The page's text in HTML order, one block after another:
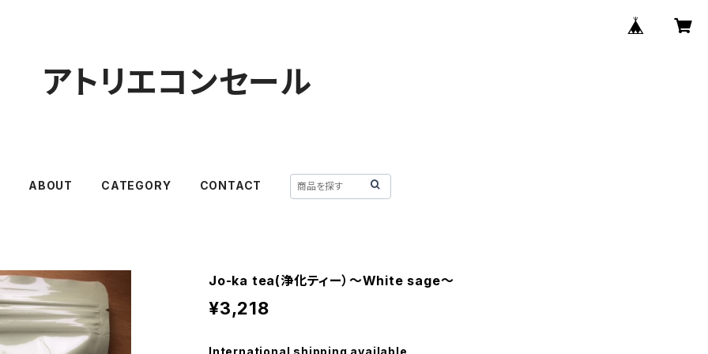
アトリエコンセール
ABOUT CATEGORY CONTACT
Jo-ka tea(浄化ティー）～White sage～
¥3,218
International shipping available